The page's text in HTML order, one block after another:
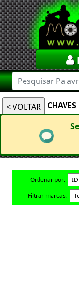
Ordenar por:
Filtrar marcas: